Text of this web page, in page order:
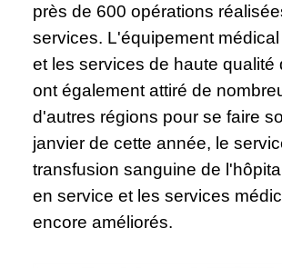
près de 600 opérations
services. L'équipement
et les services de haute qualité
ont également attiré de
d'autres régions pour se faire
janvier de cette année, le
transfusion sanguine de
en service et les services
encore améliorés.